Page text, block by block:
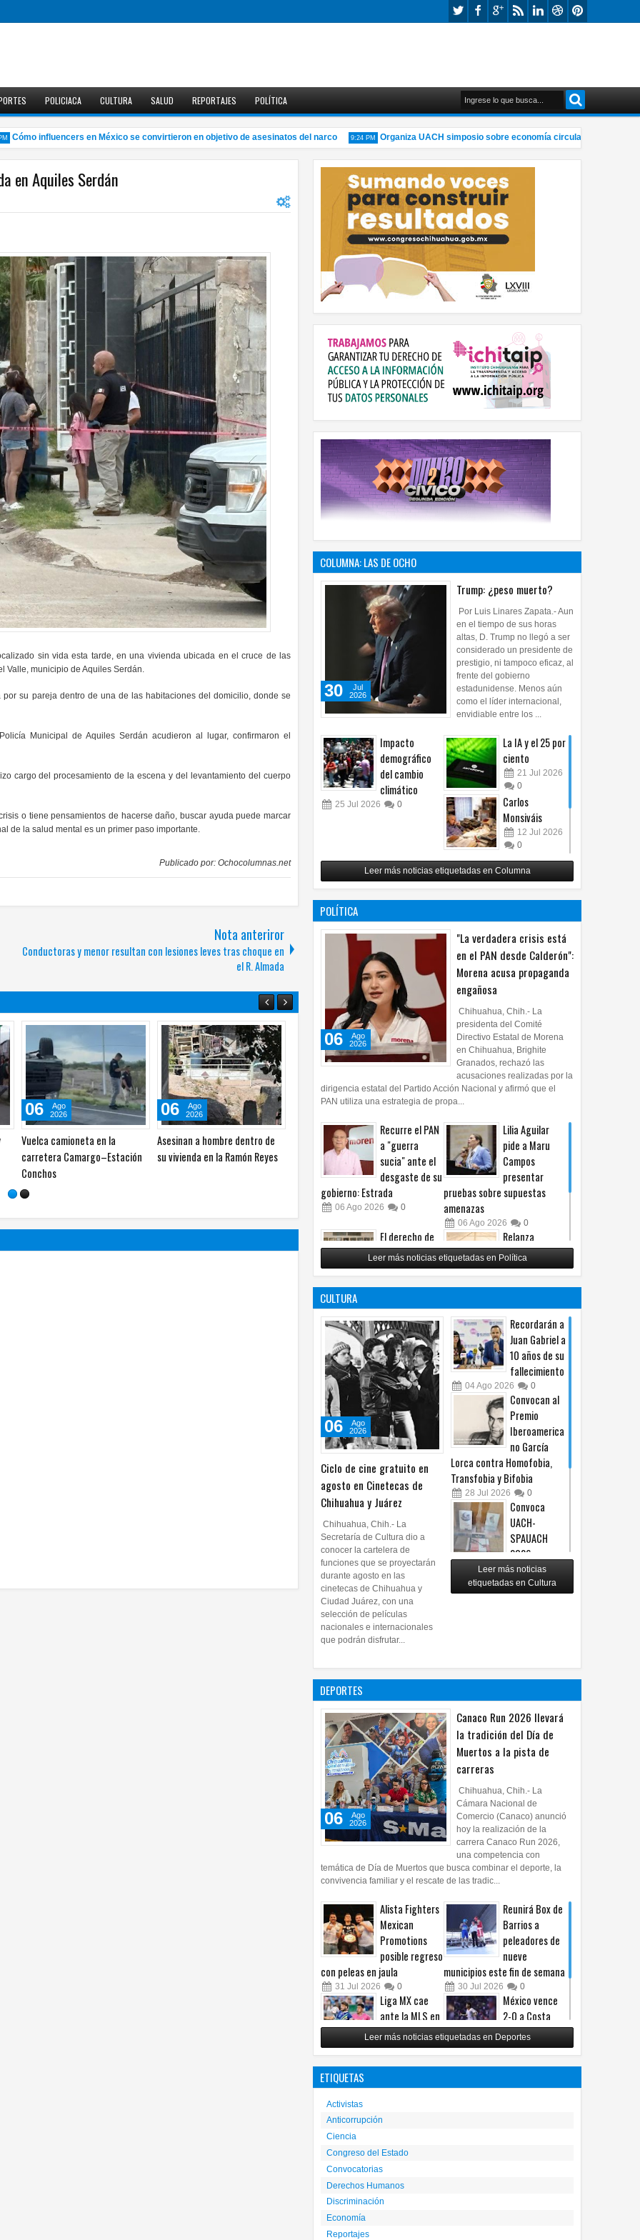
POLICIACA CULTURA SALUD REPORTAJES POLÍTICA
influencers en México se convirtieron en objetivo de asesinatos del narco 9:24 PM Organiza UACH simposio sobre economía circular y materiales
en Aquiles Serdán
sin vida esta tarde, en una vivienda ubicada en el cruce de las
Valle, municipio de Aquiles Serdán.
su pareja dentro de una de las habitaciones del domicilio, donde se
Municipal de Aquiles Serdán acudieron al lugar, confirmaron el
cargo del procesamiento de la escena y del levantamiento del cuerpo
o tiene pensamientos de hacerse daño, buscar ayuda puede marcar
de la salud mental es un primer paso importante.
Publicado por: Ochocolumnas.net
Nota anteriror
Conductoras y menor resultan con lesiones leves tras choque en
el R. Almada
Cómo influencers en México se
convirtieron en objetivo de
asesinatos del narco
06
Ago
2026
Alan Falomir se reúne con
vecinos de El Saucito y lleva
06
Ago
2026
COLUMNA: LAS DE OCHO
Trump: ¿peso muerto?
30
Jul
2026
Por Luis Linares Zapata.- Aun
en el tiempo de sus horas
altas, D. Trump no llegó a ser
considerado un presidente de
prestigio, ni tampoco eficaz, al
frente del gobierno
estadunidense. Menos aún
como el líder internacional,
envidiable entre los ...
Impacto
demográfico
del cambio
climático
25 Jul 2026 0
La IA y el 25 por
ciento
21 Jul 2026
0
Carlos
Monsiváis
12 Jul 2026
0
Revuelo en la
inteligencia
artificial
0
Leer más noticias etiquetadas en Columna
POLÍTICA
"La verdadera crisis está
en el PAN desde Calderón":
Morena acusa propaganda
engañosa
06
Ago
2026
Chihuahua, Chih.- La
presidenta del Comité
Directivo Estatal de Morena
en Chihuahua, Brighite
Granados, rechazó las
acusaciones realizadas por la
dirigencia estatal del Partido Acción Nacional y afirmó que el
PAN utiliza una estrategia de propa...
Recurre el PAN
a "guerra
sucia" ante el
desgaste de su
gobierno: Estrada
06 Ago 2026 0
Lilia Aguilar
pide a Maru
Campos
presentar
pruebas sobre supuestas
amenazas
06 Ago 2026 0
El derecho de
las audiencias
no es censura,
es un principio
constitucional: González
05Ago 2026 0
Relanza
Villalobos
programa de
afiliación del
05Ago 2026
Leer más noticias etiquetadas en Política
CULTURA
Ciclo de cine gratuito en
agosto en Cinetecas de
Chihuahua y Juárez
06
Ago
2026
Chihuahua, Chih.- La
Secretaría de Cultura dio a
conocer la cartelera de
funciones que se proyectarán
durante agosto en las
cinetecas de Chihuahua y
Ciudad Juárez, con una
selección de películas
nacionales e internacionales
que podrán disfrutar...
Recordarán a
Juan Gabriel a
10 años de su
fallecimiento
04Ago 2026 0
Convocan al
Premio
Iberoamerica
no García
Lorca contra Homofobia,
Transfobia y Bifobia
28 Jul 2026 0
Convoca
UACH-
SPAUACH
2026 a
publicar textos académicos
28 Jul 2026 0
Copian
Leer más noticias
etiquetadas en Cultura
DEPORTES
Canaco Run 2026 llevará
la tradición del Día de
Muertos a la pista de
carreras
06
Ago
2026
Chihuahua, Chih.- La
Cámara Nacional de
Comercio (Canaco) anunció
hoy la realización de la
carrera Canaco Run 2026,
una competencia con
temática de Día de Muertos que busca combinar el deporte, la
convivencia familiar y el rescate de las tradic...
Alista Fighters
Mexican
Promotions
posible regreso
con peleas en jaula
31 Jul 2026 0
Reunirá Box de
Barrios a
peleadores de
nueve
municipios este fin de semana
30 Jul 2026 0
Liga MX cae
ante la MLS en
un intenso
Juego de
Estrellas
29 Jul 2026
México vence
2-0 a Costa
Rica y avanza a
cuartos del
Premundial Sub-20
Leer más noticias etiquetadas en Deportes
ETIQUETAS
Activistas
Anticorrupción
Ciencia
Congreso del Estado
Convocatorias
Derechos Humanos
Discriminación
Economía
Reportajes